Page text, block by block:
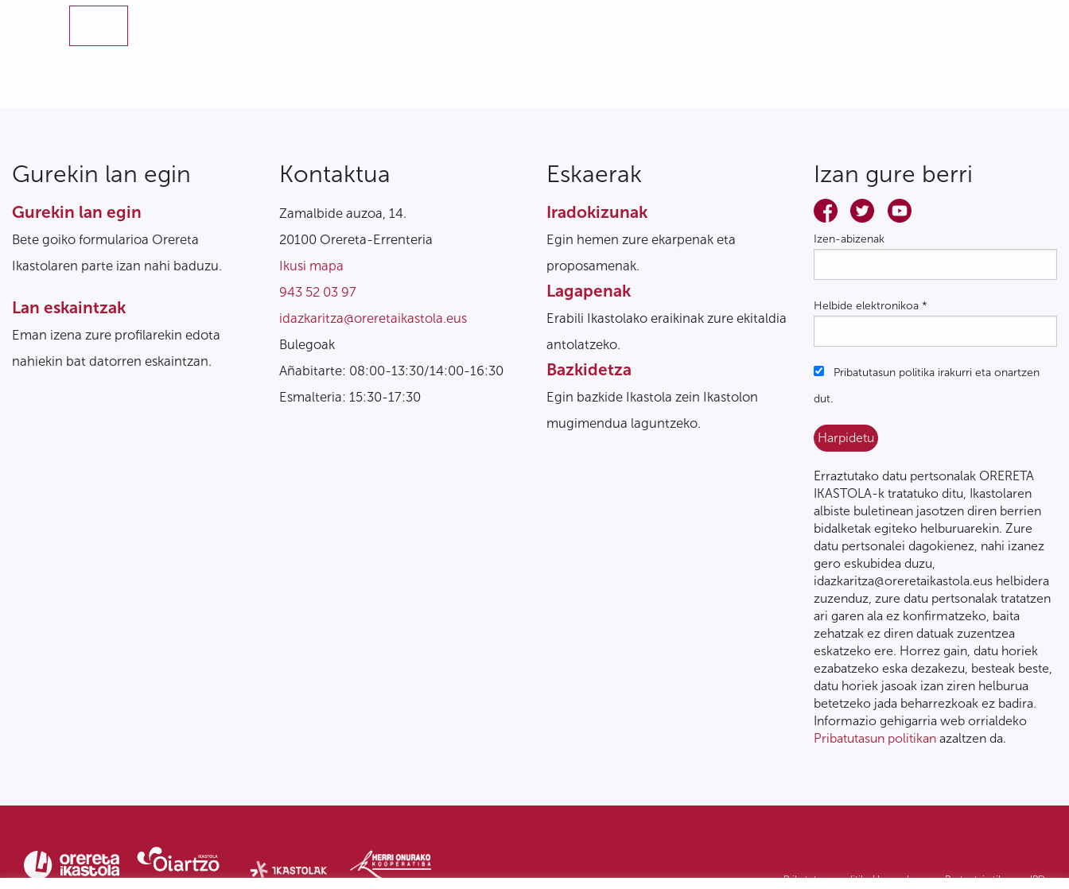
Gurekin lan egin
Gurekin lan egin
Bete goiko formularioa Orereta
Ikastolaren parte izan nahi baduzu.
Lan eskaintzak
Eman izena zure profilarekin edota
nahiekin bat datorren eskaintzan.
Kontaktua
Zamalbide auzoa, 14.
20100 Orereta-Errenteria
Ikusi mapa
943 52 03 97
idazkaritza@oreretaikastola.eus
Bulegoak
Añabitarte: 08:00-13:30/14:00-16:30
Esmalteria: 15:30-17:30
Eskaerak
Iradokizunak
Egin hemen zure ekarpenak eta
proposamenak.
Lagapenak
Erabili Ikastolako eraikinak zure ekitaldia
antolatzeko.
Bazkidetza
Egin bazkide Ikastola zein Ikastolon
mugimendua laguntzeko.
Izan gure berri
Izen-abizenak
Helbide elektronikoa *
Pribatutasun politika irakurri eta onartzen
dut.
Erraztutako datu pertsonalak ORERETA
IKASTOLA-k tratatuko ditu, Ikastolaren
albiste buletinean jasotzen diren berrien
bidalketak egiteko helburuarekin. Zure
datu pertsonalei dagokienez, nahi izanez
gero eskubidea duzu,
idazkaritza@oreretaikastola.eus helbidera
zuzenduz, zure datu pertsonalak tratatzen
ari garen ala ez konfirmatzeko, baita
zehatzak ez diren datuak zuzentzea
eskatzeko ere. Horrez gain, datu horiek
ezabatzeko eska dezakezu, besteak beste,
datu horiek jasoak izan ziren helburua
betetzeko jada beharrezkoak ez badira.
Informazio gehigarria web orrialdeko
Pribatutasun politikanazaltzen da.
Pribatutasun politika | Lege oharra Postontzi etikoa IPD